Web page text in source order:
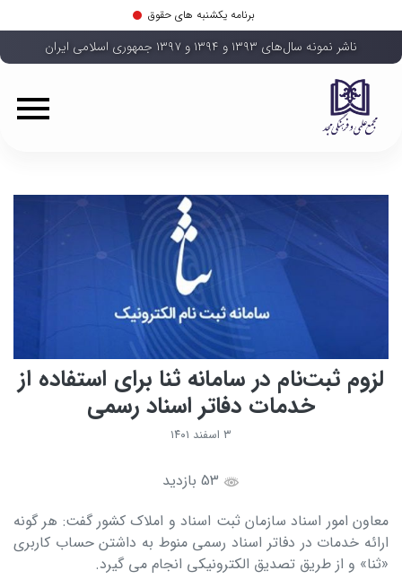
برنامه یکشنبه های حقوق
ناشر نمونه سال‌های ۱۳۹۳ و ۱۳۹۴ و ۱۳۹۷ جمهوری اسلامی ایران
لزوم ثبت‌نام در سامانه ثنا برای استفاده از
خدمات دفاتر اسناد رسمی
۳ اسفند ۱۴۰۱
معاون امور اسناد سازمان ثبت اسناد و املاک کشور گفت: هر گونه
ارائه خدمات در دفاتر اسناد رسمی منوط به داشتن حساب کاربری
«ثنا» و از طریق تصدیق الکترونیکی انجام می گیرد.